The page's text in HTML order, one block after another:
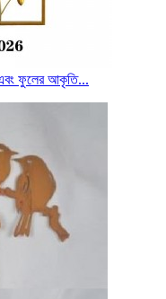
ফুলের আকৃতি...